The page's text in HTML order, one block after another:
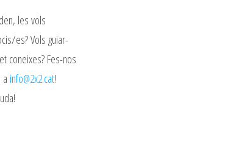
les vols
es? Vols guiar-
coneixes? Fes-nos
info@2x2.cat!